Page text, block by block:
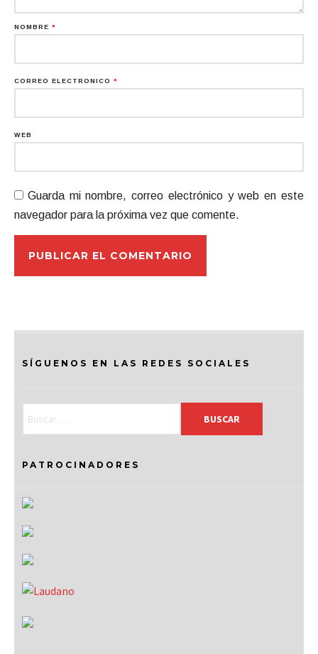
NOMBRE *
CORREO ELECTRÓNICO *
WEB
Guarda mi nombre, correo electrónico y web en este
navegador para la próxima vez que comente.
SÍGUENOS EN LAS REDES SOCIALES
PATROCINADORES